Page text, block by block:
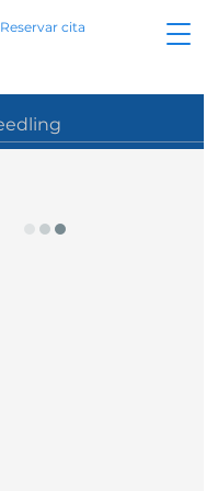
Reservar cita